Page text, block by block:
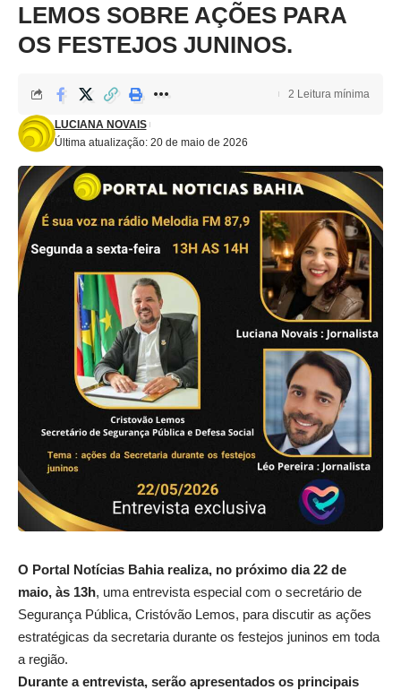
LEMOS SOBRE AÇÕES PARA
OS FESTEJOS JUNINOS.
Última atualização: 20 de maio de 2026
LUCIANA NOVAIS
2 Leitura mínima
O Portal Notícias Bahia realiza, no próximo dia 22 de
maio, às 13h, uma entrevista especial com o secretário de
Segurança Pública, Cristóvão Lemos, para discutir as ações
estratégicas da secretaria durante os festejos juninos em toda
a região.
Durante a entrevista, serão apresentados os principais